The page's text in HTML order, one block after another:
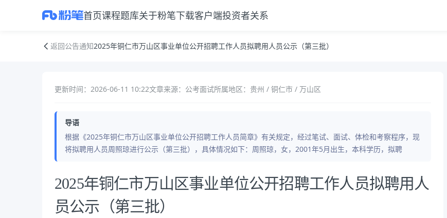
首页课程题库关于粉笔下载客户端投资者关系
返回公告通知2025年铜仁市万山区事业单位公开招聘工作人员拟聘用人员公示（第三批）
更新时间：2026-06-11 10:22文章来源：公考面试所属地区：贵州 / 铜仁市 / 万山区
导语
根据《2025年铜仁市万山区事业单位公开招聘工作人员简章》有关规定，经过笔试、面试、体检和考察程序，现
将拟聘用人员周照琼进行公示（第三批），具体情况如下：周照琼，女，2001年5月出生，本科学历，拟聘
公告正文
2025年铜仁市万山区事业单位公开招聘工作人员拟聘用人
员公示（第三批）